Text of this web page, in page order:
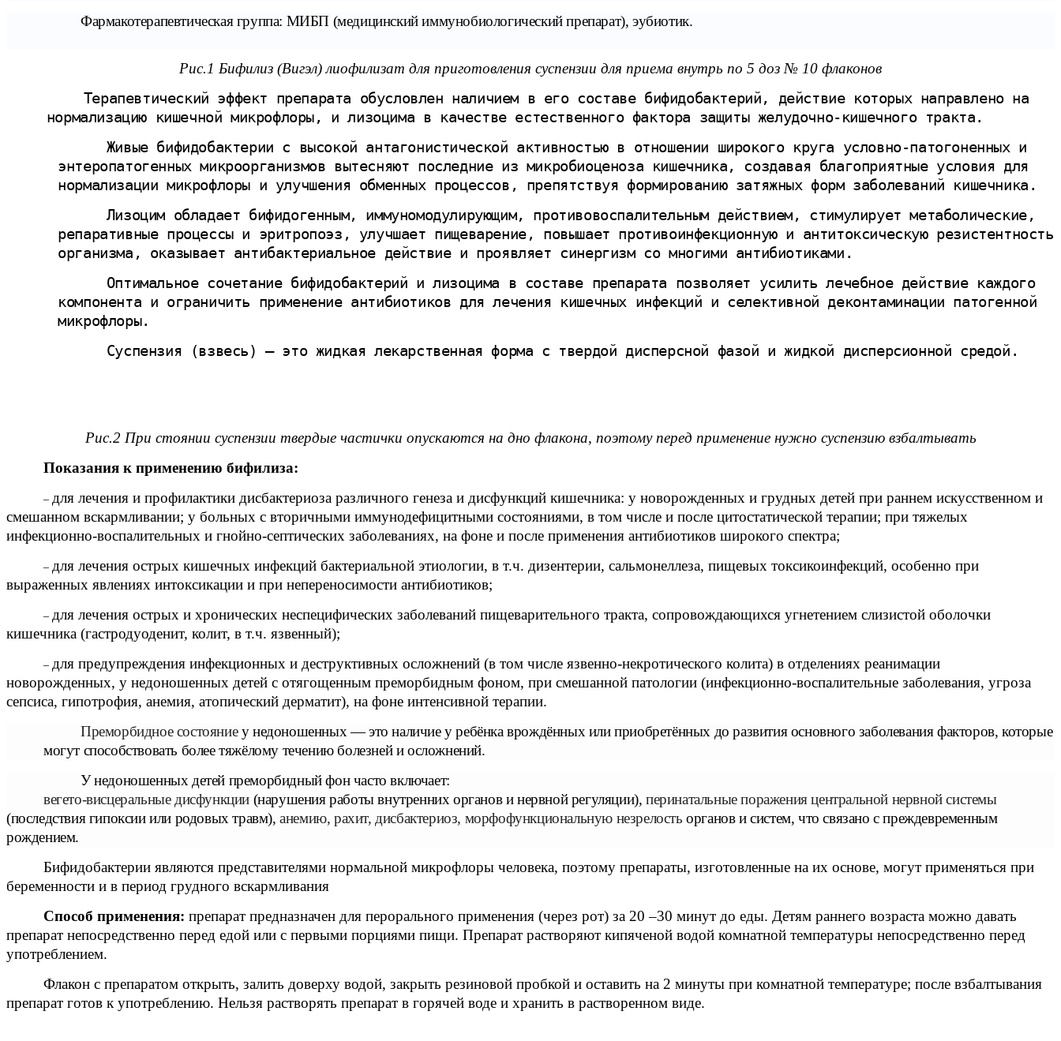
Фармакотерапевтическая группа: МИБП (медицинский иммунобиологический препарат), эубиотик.
Рис.1 Бифилиз (Вигэл) лиофилизат для приготовления суспензии для приема внутрь по 5 доз № 10 флаконов
Терапевтический эффект препарата обусловлен наличием в его составе бифидобактерий, действие которых направлено на
нормализацию кишечной микрофлоры, и лизоцима в качестве естественного фактора защиты желудочно-кишечного тракта.
Живые бифидобактерии с высокой антагонистической активностью в отношении широкого круга условно-патогоненных и
энтеропатогенных микроорганизмов вытесняют последние из микробиоценоза кишечника, создавая благоприятные условия для
нормализации микрофлоры и улучшения обменных процессов, препятствуя формированию затяжных форм заболеваний кишечника.
Лизоцим обладает бифидогенным, иммуномодулирующим, противовоспалительным действием, стимулирует метаболические,
репаративные процессы и эритропоэз, улучшает пищеварение, повышает противоинфекционную и антитоксическую резистентность
организма, оказывает антибактериальное действие и проявляет синергизм со многими антибиотиками.
Оптимальное сочетание бифидобактерий и лизоцима в составе препарата позволяет усилить лечебное действие каждого
компонента и ограничить применение антибиотиков для лечения кишечных инфекций и селективной деконтаминации патогенной
микрофлоры.
Суспензия (взвесь) – это жидкая лекарственная форма с твердой дисперсной фазой и жидкой дисперсионной средой.
Рис.2 При стоянии суспензии твердые частички опускаются на дно флакона, поэтому перед применение нужно суспензию взбалтывать
Показания к применению бифилиза:
– для лечения и профилактики дисбактериоза различного генеза и дисфункций кишечника: у новорожденных и грудных детей при раннем искусственном и
смешанном вскармливании; у больных с вторичными иммунодефицитными состояниями, в том числе и после цитостатической терапии; при тяжелых
инфекционно-воспалительных и гнойно-септических заболеваниях, на фоне и после применения антибиотиков широкого спектра;
– для лечения острых кишечных инфекций бактериальной этиологии, в т.ч. дизентерии, сальмонеллеза, пищевых токсикоинфекций, особенно при
выраженных явлениях интоксикации и при непереносимости антибиотиков;
– для лечения острых и хронических неспецифических заболеваний пищеварительного тракта, сопровождающихся угнетением слизистой оболочки
кишечника (гастродуоденит, колит, в т.ч. язвенный);
– для предупреждения инфекционных и деструктивных осложнений (в том числе язвенно-некротического колита) в отделениях реанимации
новорожденных, у недоношенных детей с отягощенным преморбидным фоном, при смешанной патологии (инфекционно-воспалительные заболевания, угроза
сепсиса, гипотрофия, анемия, атопический дерматит), на фоне интенсивной терапии.
Преморбидное состояниеу недоношенных — это наличие у ребёнка врождённых или приобретённых до развития основного заболевания факторов, которые
могут способствовать более тяжёлому течению болезней и осложнений.
У недоношенных детей преморбидный фон часто включает:
вегето-висцеральные дисфункции (нарушения работы внутренних органов и нервной регуляции),перинатальные поражения центральной нервной системы
(последствия гипоксии или родовых травм),анемию, рахит, дисбактериоз, морфофункциональную незрелость органов и систем, что связано с преждевременным
рождением.
Бифидобактерии являются представителями нормальной микрофлоры человека, поэтому препараты, изготовленные на их основе, могут применяться при
беременности и в период грудного вскармливания
Способ применения: препарат предназначен для перорального применения (через рот) за 20 –30 минут до еды. Детям раннего возраста можно давать
препарат непосредственно перед едой или с первыми порциями пищи. Препарат растворяют кипяченой водой комнатной температуры непосредственно перед
употреблением.
Флакон с препаратом открыть, залить доверху водой, закрыть резиновой пробкой и оставить на 2 минуты при комнатной температуре; после взбалтывания
препарат готов к употреблению. Нельзя растворять препарат в горячей воде и хранить в растворенном виде.